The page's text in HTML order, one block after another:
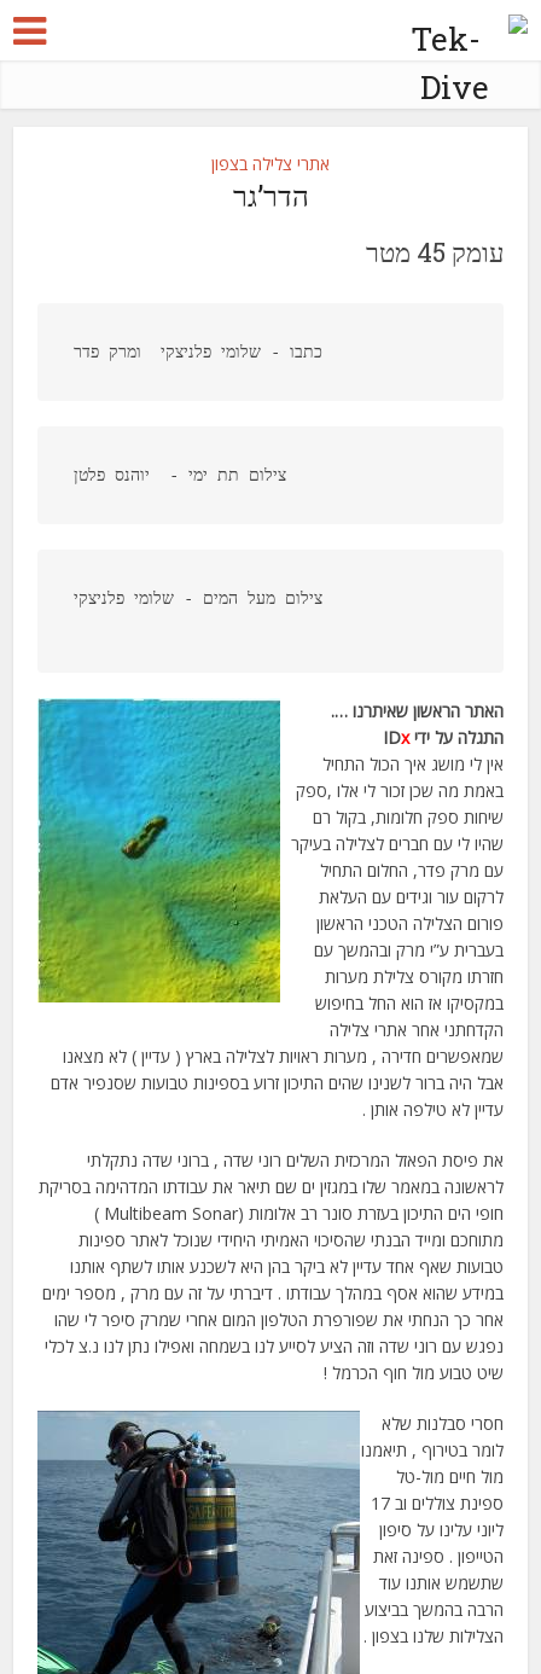
אתרי צלילה בצפון
הדר’גר
עומק 45 מטר
כתבו - שלומי פלניצקי  ומרק פדר
צילום תת ימי -  יוהנס פלטן
צילום מעל המים - שלומי פלניצקי
האתר הראשון שאיתרנו ….
התגלה על ידי IDx
אין לי מושג איך הכול התחיל
באמת מה שכן זכור לי אלו ,ספק
שיחות ספק חלומות, בקול רם
שהיו לי עם חברים לצלילה בעיקר
עם מרק פדר, החלום התחיל
לרקום עור וגידים עם העלאת
פורום הצלילה הטכני הראשון
בעברית ע”י מרק ובהמשך עם
חזרתו מקורס צלילת מערות
במקסיקו אז הוא החל בחיפוש
הקדחתני אחר אתרי צלילה
שמאפשרים חדירה , מערות ראויות לצלילה בארץ ( עדיין ) לא מצאנו
אבל היה ברור לשנינו שהים התיכון זרוע בספינות טבועות שסנפיר אדם
עדיין לא טילפה אותן .
את פיסת הפאזל המרכזית השלים רוני שדה , ברוני שדה נתקלתי
לראשונה במאמר שלו במגזין ים שם תיאר את עבודתו המדהימה בסריקת
חופי הים התיכון בעזרת סונר רב אלומות (Multibeam Sonar )
מתוחכם ומייד הבנתי שהסיכוי האמיתי היחידי שנוכל לאתר ספינות
טבועות שאף אחד עדיין לא ביקר בהן היא לשכנע אותו לשתף אותנו
במידע שהוא אסף במהלך עבודתו . דיברתי על זה עם מרק , מספר ימים
אחר כך הנחתי את שפורפרת הטלפון המום אחרי שמרק סיפר לי שהו
נפגש עם רוני שדה וזה הציע לסייע לנו בשמחה ואפילו נתן לנו נ.צ לכלי
שיט טבוע מול חוף הכרמל !
חסרי סבלנות שלא
לומר בטירוף , תיאמנו
מול חיים מול-טל
ספינת צוללים וב 17
ליוני עלינו על סיפון
הטייפון . ספינה זאת
שתשמש אותנו עוד
הרבה בהמשך בביצוע
הצלילות שלנו בצפון .